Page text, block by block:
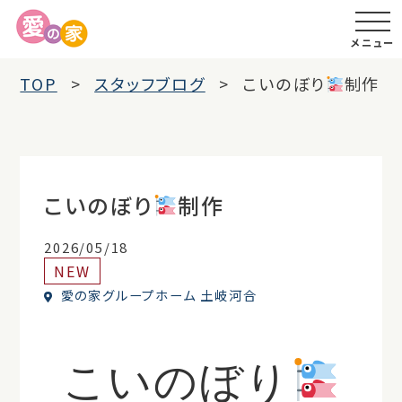
メニュー
TOP スタッフブログ こいのぼり 制作
こいのぼり 制作
2026/05/18
NEW
愛の家グループホーム 土岐河合
こいのぼり